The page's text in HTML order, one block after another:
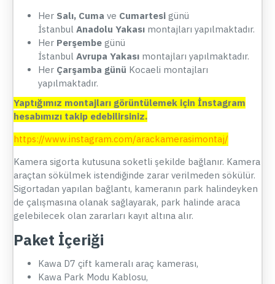
Her Salı, Cuma ve Cumartesi günü
İstanbul Anadolu Yakası montajları yapılmaktadır.
Her Perşembe günü
İstanbul Avrupa Yakası montajları yapılmaktadır.
Her Çarşamba günü Kocaeli montajları
yapılmaktadır.
Yaptığımız montajları görüntülemek için İnstagram
hesabımızı takip edebilirsiniz.
https://www.instagram.com/arackamerasimontaj/
Kamera sigorta kutusuna soketli şekilde bağlanır. Kamera
araçtan sökülmek istendiğinde zarar verilmeden sökülür.
Sigortadan yapılan bağlantı, kameranın park halindeyken
de çalışmasına olanak sağlayarak, park halinde araca
gelebilecek olan zararları kayıt altına alır.
Paket İçeriği
Kawa D7 çift kameralı araç kamerası,
Kawa Park Modu Kablosu,